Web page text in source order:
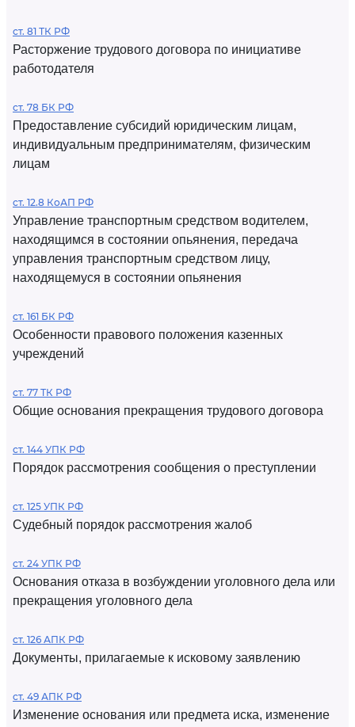
ст. 81 ТК РФ
Расторжение трудового договора по инициативе
работодателя
ст. 78 БК РФ
Предоставление субсидий юридическим лицам,
индивидуальным предпринимателям, физическим
лицам
ст. 12.8 КоАП РФ
Управление транспортным средством водителем,
находящимся в состоянии опьянения, передача
управления транспортным средством лицу,
находящемуся в состоянии опьянения
ст. 161 БК РФ
Особенности правового положения казенных
учреждений
ст. 77 ТК РФ
Общие основания прекращения трудового договора
ст. 144 УПК РФ
Порядок рассмотрения сообщения о преступлении
ст. 125 УПК РФ
Судебный порядок рассмотрения жалоб
ст. 24 УПК РФ
Основания отказа в возбуждении уголовного дела или
прекращения уголовного дела
ст. 126 АПК РФ
Документы, прилагаемые к исковому заявлению
ст. 49 АПК РФ
Изменение основания или предмета иска, изменение